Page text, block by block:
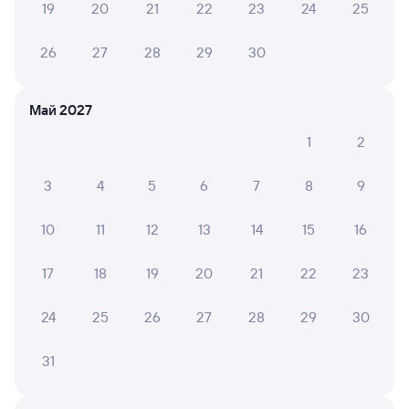
6 причин купить ж/д билеты
Онлайн-покупка за 4 минуты
покупке
Частые вопросы
Что нужно, чтобы сесть в поезд?
19 20 21 22 23 24 25
26 27 28 29 30
Май 2027
1
2
3 4 5 6 7 8 9
10 11 12 13 14 15 16
17 18 19 20 21 22 23
24 25 26 27 28 29 30
31